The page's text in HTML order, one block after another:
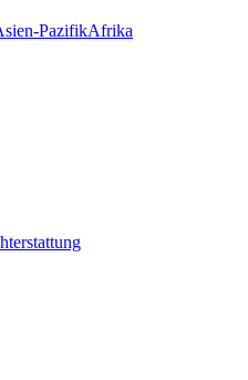
PazifikAfrika